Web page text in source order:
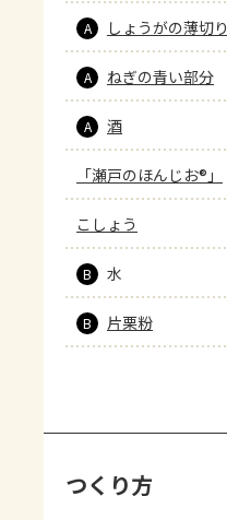
A しょうがの薄切り
A ねぎの青い部分
A 酒
「瀬戸のほんじお®」
こしょう
B 水
B 片栗粉
つくり方